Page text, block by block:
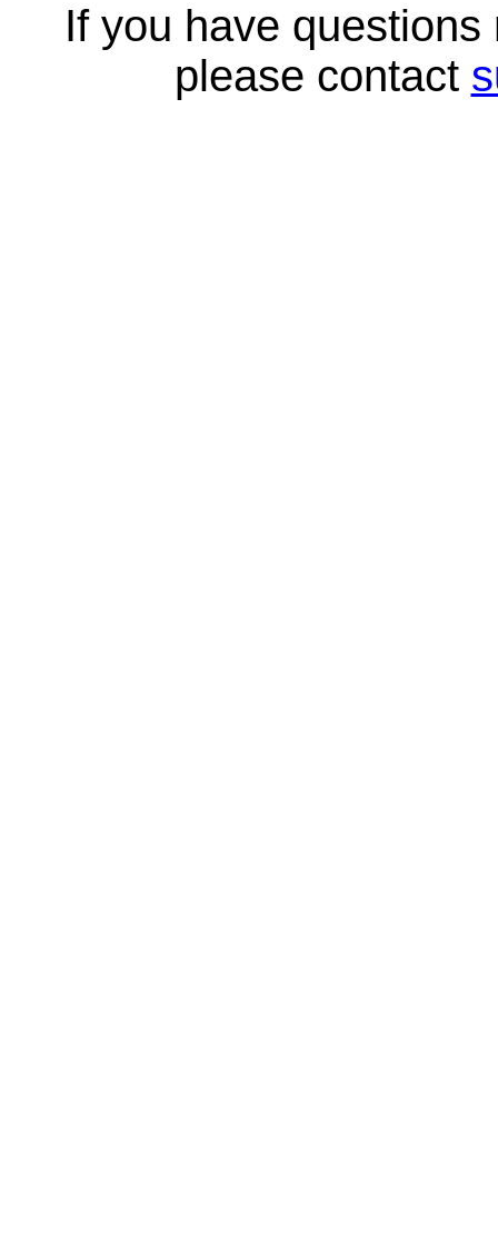
If you have
please contact